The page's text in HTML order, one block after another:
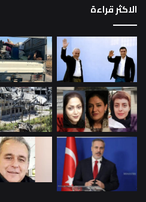
الاكثر قراءة